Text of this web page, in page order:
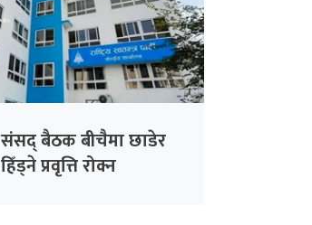
संसद् बैठक बीचैमा छाडेर
हिँड्ने प्रवृत्ति रोक्न